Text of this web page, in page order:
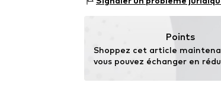
besoin de matières premières,
ressources naturelles.
Points
Shoppez cet article
vous pouvez échanger en